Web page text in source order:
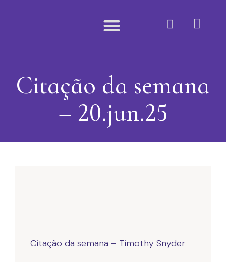
Citação da semana
– 20.jun.25
Citação da semana – Timothy Snyder